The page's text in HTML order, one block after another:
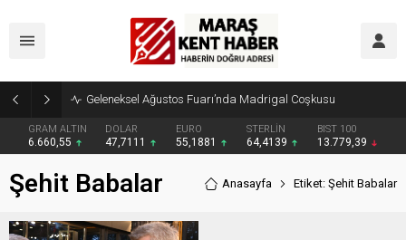
Geleneksel Ağustos Fuarı’nda Madrigal Coşkusu
GRAM ALTIN
6.660,55
DOLAR
47,7111
EURO
55,1881
STERLİN
64,4139
BIST 100
13.779,39
Şehit Babalar Anasayfa Etiket: Şehit Babalar